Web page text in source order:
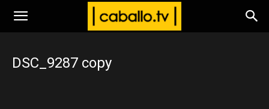
www.caballo.tv
DSC_9287 copy